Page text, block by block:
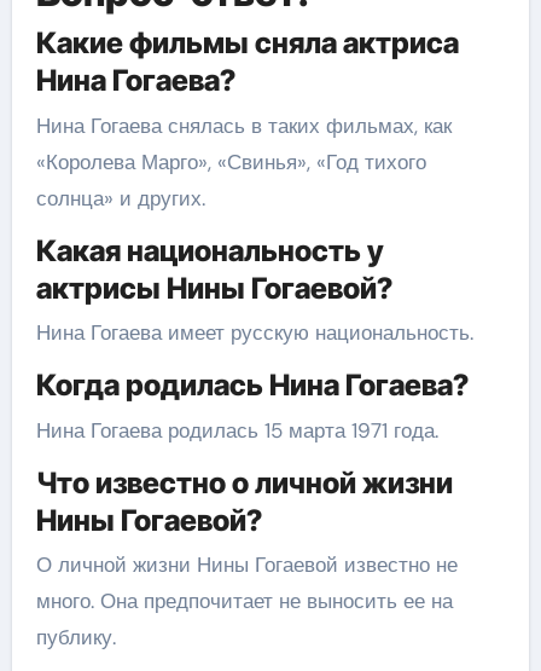
Какие фильмы сняла актриса
Нина Гогаева?
Нина Гогаева снялась в таких фильмах, как
«Королева Марго», «Свинья», «Год тихого
солнца» и других.
Какая национальность у
актрисы Нины Гогаевой?
Нина Гогаева имеет русскую национальность.
Когда родилась Нина Гогаева?
Нина Гогаева родилась 15 марта 1971 года.
Что известно о личной жизни
Нины Гогаевой?
О личной жизни Нины Гогаевой известно не
много. Она предпочитает не выносить ее на
публику.